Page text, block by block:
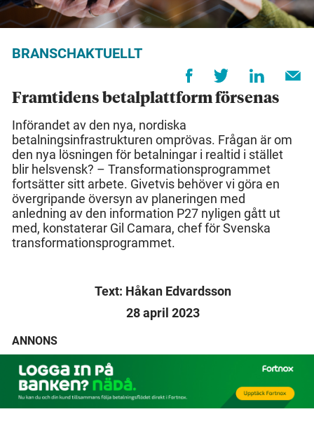
BRANSCHAKTUELLT
Framtidens betalplattform försenas
Införandet av den nya, nordiska
betalningsinfrastrukturen omprövas. Frågan är om
den nya lösningen för betalningar i realtid i stället
blir helsvensk? – Transformationsprogrammet
fortsätter sitt arbete. Givetvis behöver vi göra en
övergripande översyn av planeringen med
anledning av den information P27 nyligen gått ut
med, konstaterar Gil Camara, chef för Svenska
transformationsprogrammet.
Text: Håkan Edvardsson
28 april 2023
ANNONS